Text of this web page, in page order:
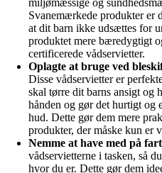
miljømæssige og
Svanemærkede produkter er
at dit barn ikke udsættes for
produktet mere bæredygtigt
certificerede vådservietter.
Oplagte at bruge ved
Disse vådservietter er
skal tørre dit barns ansigt og
hånden og gør det hurtigt og
hud. Dette gør dem mere
produkter, der måske kun er
Nemme at have med på
vådservietterne i tasken, så
hvor du er. Dette gør dem